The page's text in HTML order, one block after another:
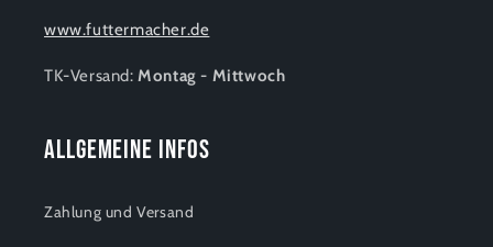
www.futtermacher.de
TK-Versand:Montag - Mittwoch
Allgemeine Infos
Zahlung und Versand